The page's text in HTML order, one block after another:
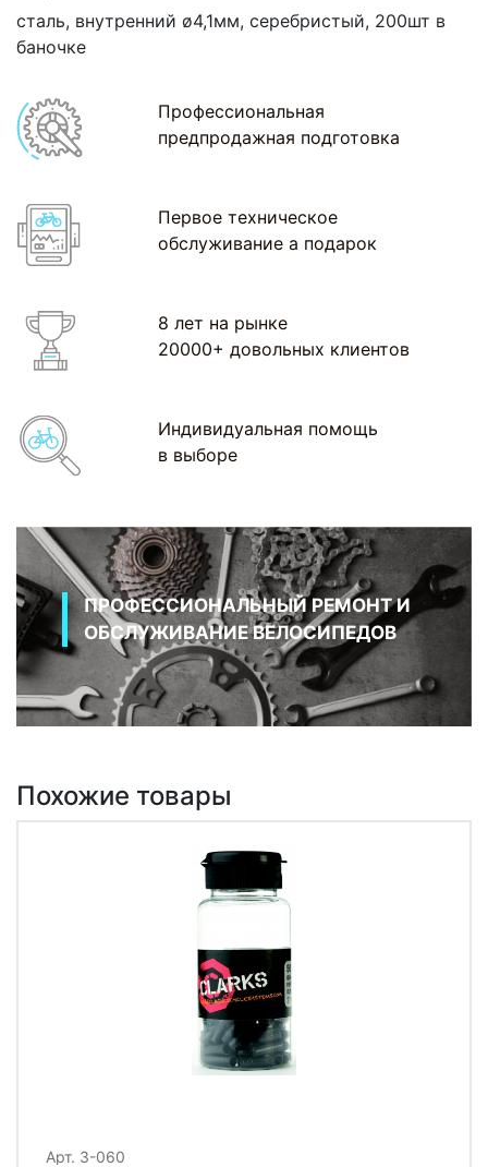
сталь, внутренний ø4,1мм, серебристый, 200шт в
баночке
Профессиональная
предпродажная подготовка
Первое техническое
обслуживание а подарок
8 лет на рынке
20000+ довольных клиентов
Индивидуальная помощь
в выборе
ПРОФЕССИОНАЛЬНЫЙ РЕМОНТ И
ОБСЛУЖИВАНИЕ ВЕЛОСИПЕДОВ
Похожие товары
Арт. 3-060